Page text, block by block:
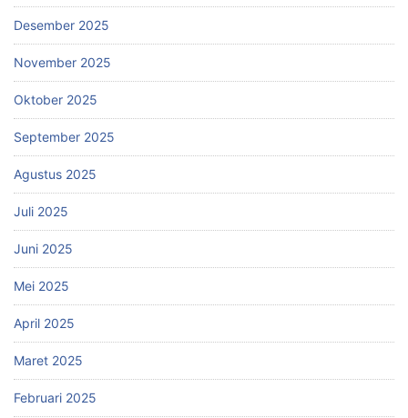
Desember 2025
November 2025
Oktober 2025
September 2025
Agustus 2025
Juli 2025
Juni 2025
Mei 2025
April 2025
Maret 2025
Februari 2025